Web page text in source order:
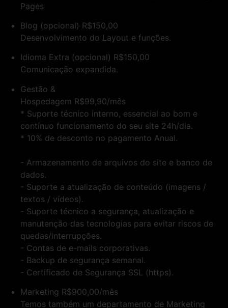
Pages
Blog (opcional) R$150,00
Desenvolvimento do Layout e funções.
Idioma Extra (opcional) R$150,00
Comunicação expandida.
Gestão &
Hospedagem R$99,90/mês
* Suporte técnico interno, essencial ao bom e
contínuo funcionamento do seu site 24h/dia.
* 10% de desconto no pagamento Anual.
- Armazenamento de arquivos do site e banco de
dados.
- Suporte a atualização de conteúdo (imagens /
textos / vídeos).
- Suporte técnico a segurança, atualização e
manutenção das tecnologias para evitar riscos de
quedas/interrupções.
- Contas de e-mails corporativas.
- Backup de segurança semanal.
- Certificado de Segurança SSL (https).
Marketing R$900,00/mês
Temos também um departamento de Marketing